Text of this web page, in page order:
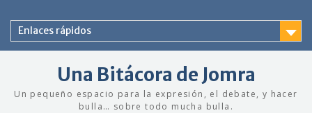
contenido
Enlaces rápidos
Una Bitácora de Jomra
Un pequeño espacio para la expresión, el debate, y hacer
bulla… sobre todo mucha bulla.